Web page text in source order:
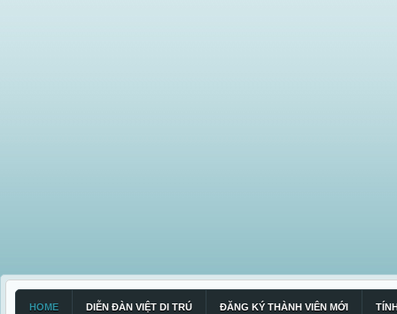
HOME DIỄN ĐÀN VIỆT DI TRÚ ĐĂNG KÝ THÀNH VIÊN MỚI